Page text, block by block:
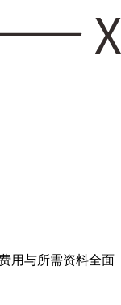
用与所需资料全面